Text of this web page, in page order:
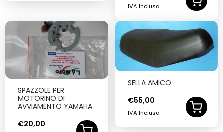
IVA Inclusa
SPAZZOLE PER
MOTORINO DI
AVVIAMENTO YAMAHA
€20,00
SELLA AMICO
€55,00
IVA Inclusa